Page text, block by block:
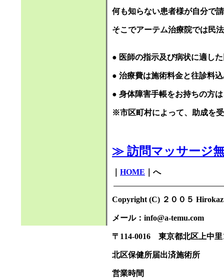
何も知らない患者様が自分で
そこでアーテム治療院では民
● 医師の指示及び病状に適し
● 治療費は施術料金と往診料
● 身体障害手帳をお持ちの方
※市区町村によって、助成を
≫ 訪問マッサージ
HOME ｜へ
Copyright (C) ２００５
メール：info@a-temu.com
〒114-0016 東京都北区上中里
北区保健所届出済施術所
営業時間